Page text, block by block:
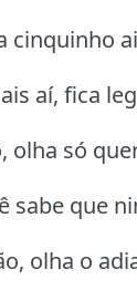
cinquinho
aí, fica
olha só
sabe que
olha o